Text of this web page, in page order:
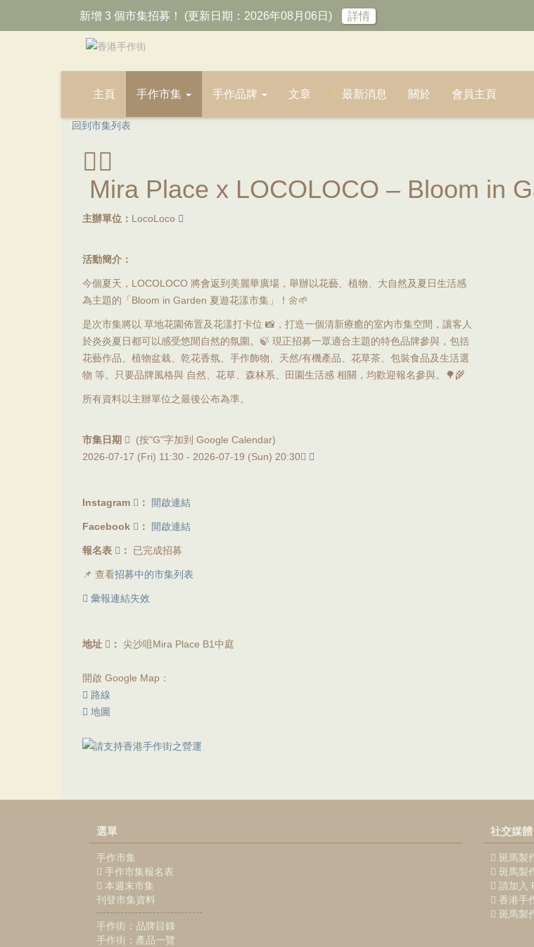
新增 3 個市集招募！ (更新日期：2026年08月06日) 詳情
主頁 手作市集 手作品牌 文章 最新消息 關於 會員主頁
回到市集列表
Mira Place x LOCOLOCO – Bloom in
主辦單位： LocoLoco
活動簡介：
今個夏天，LOCOLOCO 將會返到美麗華廣場，舉辦以花藝、植物、大自然及夏日生活感
為主題的「Bloom in Garden 夏遊花漾市集」！🌼🌱
是次市集將以 草地花園佈置及花漾打卡位 📸，打造一個清新療癒的室內市集空間，讓客人
於炎炎夏日都可以感受悠閒自然的氛圍。🍃 現正招募一眾適合主題的特色品牌參與，包括
花藝作品、植物盆栽、乾花香氛、手作飾物、天然/有機產品、花草茶、包裝食品及生活選
物 等。只要品牌風格與 自然、花草、森林系、田園生活感 相關，均歡迎報名參與。🌳🌾
所有資料以主辦單位之最後公布為準。
市集日期
(按"G"字加到 Google Calendar)
2026-07-17 (Fri) 11:30 - 2026-07-19 (Sun) 20:30
Instagram ： 開啟連結
Facebook ： 開啟連結
報名表 ： 已完成招募
📌 查看招募中的市集列表
彙報連結失效
地址 ： 尖沙咀Mira Place B1中庭
開啟 Google Map：
路線
地圖
選單
手作市集
手作市集報名表
本週末市集
刊登市集資料
手作街：品牌目錄
手作街：產品一覽
社交媒體
斑馬製
斑馬製
請加入
香港手
斑馬製